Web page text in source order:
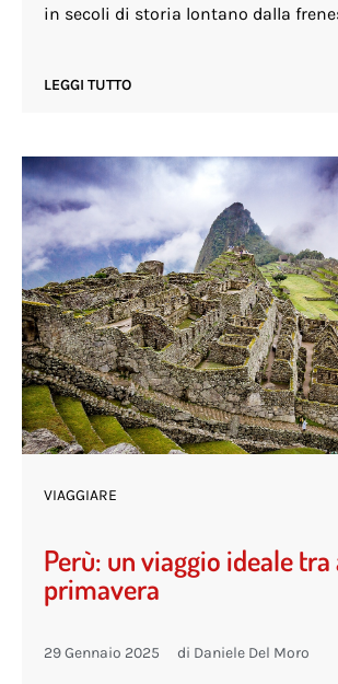
in secoli di storia lontano dalla
LEGGI TUTTO
VIAGGIARE
Perù: un viaggio ideale
primavera
29 Gennaio 2025 di Daniele Del Moro